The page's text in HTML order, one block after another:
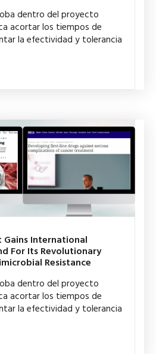
dentro del proyecto
acortar los tiempos de
la efectividad y tolerancia
Gains International
For Its Revolutionary
Resistance
dentro del proyecto
acortar los tiempos de
la efectividad y tolerancia